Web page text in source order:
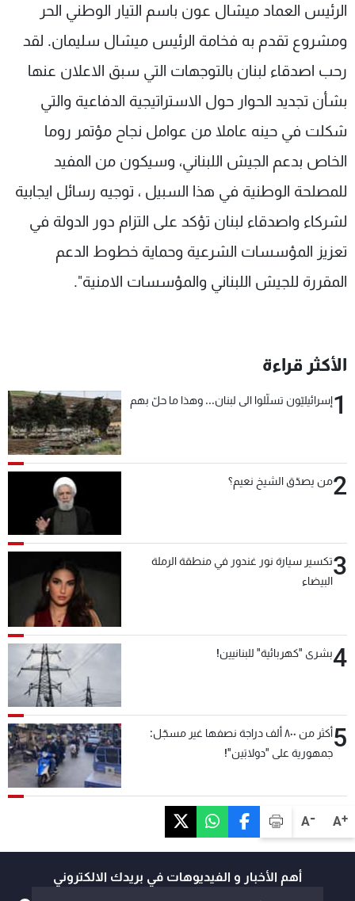
A+
A-
الرئيس العماد ميشال عون باسم التيار الوطني الحر
ومشروع تقدم به فخامة الرئيس ميشال سليمان. لقد
رحب اصدقاء لبنان بالتوجهات التي سبق الاعلان عنها
بشأن تجديد الحوار حول الاستراتيجية الدفاعية والتي
شكلت في حينه عاملا من عوامل نجاح مؤتمر روما
الخاص بدعم الجيش اللبناني، وسيكون من المفيد
للمصلحة الوطنية في هذا السبيل ، توجيه رسائل ايجابية
لشركاء واصدقاء لبنان تؤكد على التزام دور الدولة في
تعزيز المؤسسات الشرعية وحماية خطوط الدعم
المقررة للجيش اللبناني والمؤسسات الامنية".
الأكثر قراءة
1إسرائيليّون تسلّلوا الى لبنان... وهذا ما حلّ بهم
2من يصدّق الشيخ نعيم؟
3تكسير سيارة نور غندور في منطقة الرملة
البيضاء
4بشرى "كهربائية" للبنانيين!
5
أكثر من ٨٠٠ ألف دراجة نصفها غير مسجّل:
جمهورية على "دولابَين"!
أهم الأخبار و الفيديوهات في بريدك الالكتروني